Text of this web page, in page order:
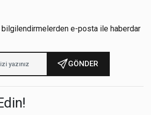
bilgilendirmelerden e-posta ile haberdar
GÖNDER